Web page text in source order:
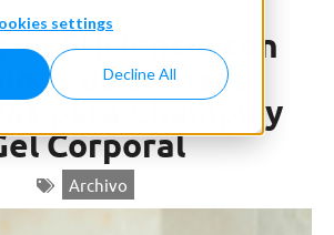
settings
Decline All
su Eficiencia con
de Llenado
para Champú y
Corporal
Archivo